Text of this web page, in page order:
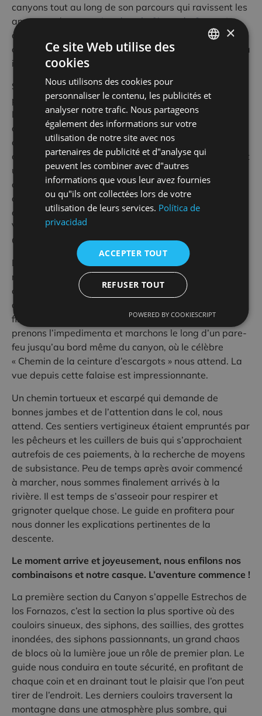
canyons tout au long de son parcours qui ravissent les
amateurs decanyoning dans la Sierra de Guara. Le
dernier de ces canyons que la rivière a ouvert avant
d’apaiser sa bravoure sur le plat, s’appelle La Peonera
inferior.
S’il y a une descente qui fait ressortir l’enfant que nous
portons tous endormi à l’intérieur, c’est bien celle-ci.
Leur descente est une exaltation de la joie de vivre,
qui ne laisse personne indifférent. Il s’agit d’un
authentique parc aquatique composé de grands murs
de calcaire et d’une eau vert émeraude magique. C’est
un itinéraire convivial, car il n’y a pas de marches
obligatoires et nous avons toujours un passage
alternatif facile. Cette descente, bien qu’il s’agisse
d’une initiation, a un rapport de plus que la Lower
Verus. par la durée, la dureté de l’approche et le flux.
Cela nécessitera un état de forme légèrement meilleur.
Dans le parking aménagé à cet effet sur la même
route que Rodellar, nous devons quitter le véhicule et
commencer la marche d’approche. Auparavant, nous
aurions laissé une autre voiture à El Salto de Bierge, la
fin de la descente pour faciliter notre retour. Nous
prenons l’impedimenta et marchons le long d’un pare-
feu jusqu’au bord même du canyon, où le célèbre
« Chemin de la ceinture d’escargots » nous attend. La
vue depuis cette falaise est impressionnante.
Un chemin tortueux et escarpé qui demande de
bonnes jambes et de l’attention dans le col, nous
attend. Ces sentiers vertigineux étaient empruntés par
les pêcheurs et les cuillers de buis qui s’approchaient
autrefois de ces paiements, à la recherche de moyens
de subsistance. Peu de temps après avoir commencé
à marcher, nous sommes finalement arrivés à la
rivière. Il est temps de s’asseoir pour respirer et
grignoter quelque chose. Le guide en profitera pour
nous donner les explications pertinentes de la
descente.
Le moment arrive et joyeusement, nous enfilons nos
combinaisons et notre casque. L’aventure commence !
La première section du Canyon s’appelle Estrechos de
los Fornazos, c’est la section la plus sportive où des
couloirs sinueux, des siphons, des saillies, des grottes
inondées, des siphons passionnants, un grand chaos
de blocs où la lumière joue un rôle de premier plan. Le
guide nous conduira en toute sécurité, en profitant de
chaque coin et en drainant tout le plaisir que l’on peut
tirer de l’endroit. Les derniers couloirs traversent la
montagne dans une atmosphère plus sombre, qui
×
Ce site Web utilise des
cookies
Nous utilisons des cookies pour
personnaliser le contenu, les publicités et
analyser notre trafic. Nous partageons
également des informations sur votre
utilisation de notre site avec nos
partenaires de publicité et d"analyse qui
peuvent les combiner avec d"autres
informations que vous leur avez fournies
ou qu"ils ont collectées lors de votre
utilisation de leurs services. Política de
privacidad
ACCEPTER TOUT
REFUSER TOUT
POWERED BY COOKIESCRIPT